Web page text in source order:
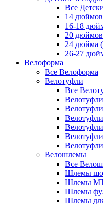
Все
14
16-18
20
24 дюйма
26-27
Велоформа
Все Велоформа
Велотуфли
Все
Велошлемы
Все
Шлемы
Шлемы
Шлемы
Шлемы